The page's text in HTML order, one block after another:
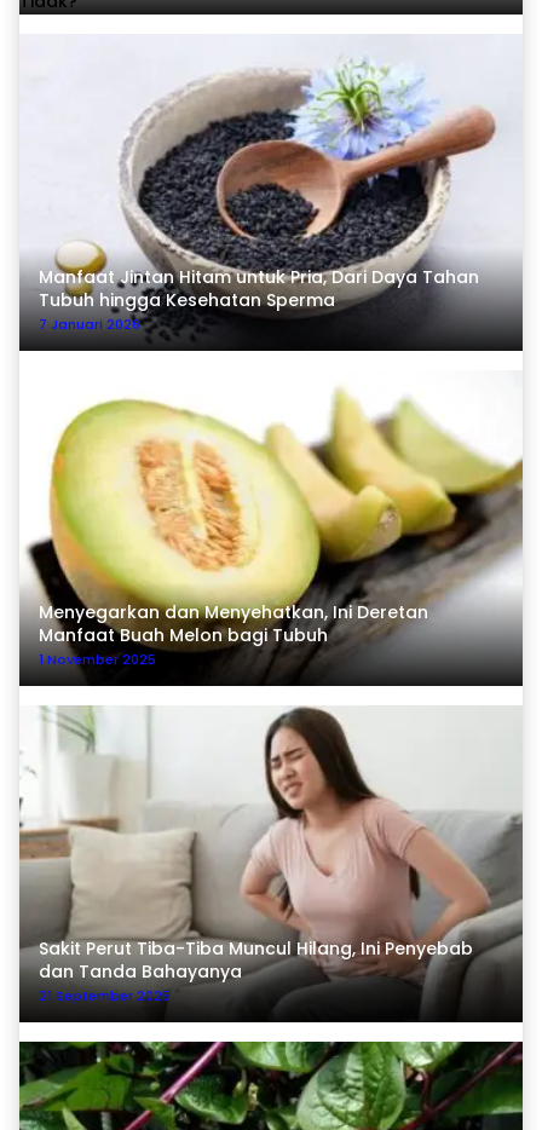
Manfaat Jintan Hitam untuk Pria, Dari Daya Tahan
Tubuh hingga Kesehatan Sperma
7 Januari 2026
Menyegarkan dan Menyehatkan, Ini Deretan
Manfaat Buah Melon bagi Tubuh
1 November 2025
Sakit Perut Tiba-Tiba Muncul Hilang, Ini Penyebab
dan Tanda Bahayanya
21 September 2025